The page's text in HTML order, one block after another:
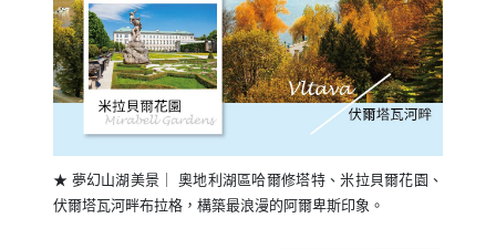
★ 夢幻山湖美景｜ 奧地利湖區哈爾修塔特、米拉貝爾花園、
伏爾塔瓦河畔布拉格，構築最浪漫的阿爾卑斯印象。